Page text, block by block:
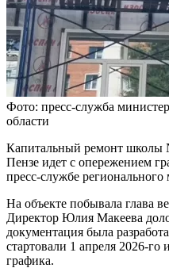
Фото: пресс-служба
области
Капитальный ремонт
Пензе идет с опережением
пресс-службе регионального
На объекте побывала глава
Директор Юлия Макеева
документация была
стартовали 1 апреля 2026-
графика.